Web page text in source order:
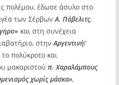
πολέμου, έδωσε άσυλο στο
των ΣέρβωνΑ. Πάβελιτς,
» και στη συνέχεια
στηνΑργεντινή!
πολύκροτο και
μακαριστού π. Χαραλάμπους
χωρίς μάσκα»,